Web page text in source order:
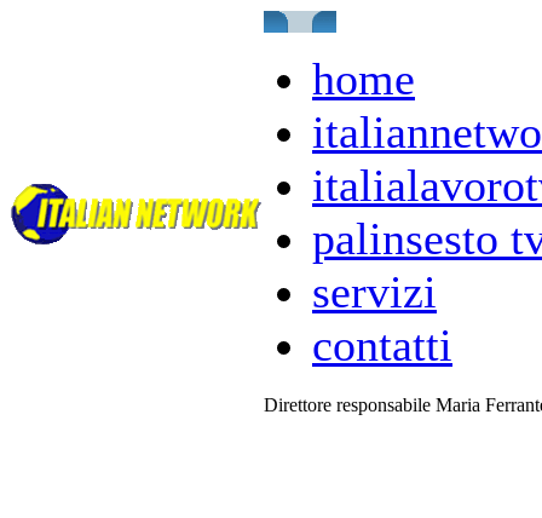
home
palinsesto
servizi
contatti
Direttore responsabile Maria